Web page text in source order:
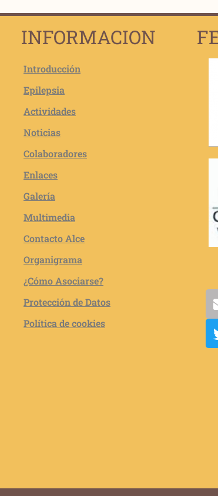
INFORMACION
Introducción
Epilepsia
Actividades
Noticias
Colaboradores
Enlaces
Galería
Multimedia
Contacto Alce
Organigrama
¿Cómo Asociarse?
Protección de Datos
Política de cookies